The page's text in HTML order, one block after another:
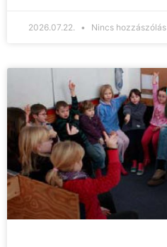
2026.07.22. Nincs hozzászólás